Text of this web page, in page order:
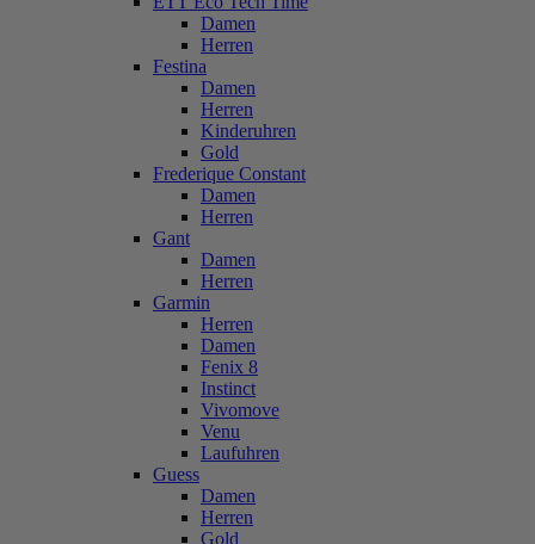
Damen
Herren
Festina
Damen
Herren
Kinderuhren
Gold
Frederique Constant
Damen
Herren
Gant
Damen
Herren
Garmin
Herren
Damen
Fenix 8
Instinct
Vivomove
Venu
Laufuhren
Guess
Damen
Herren
Gold